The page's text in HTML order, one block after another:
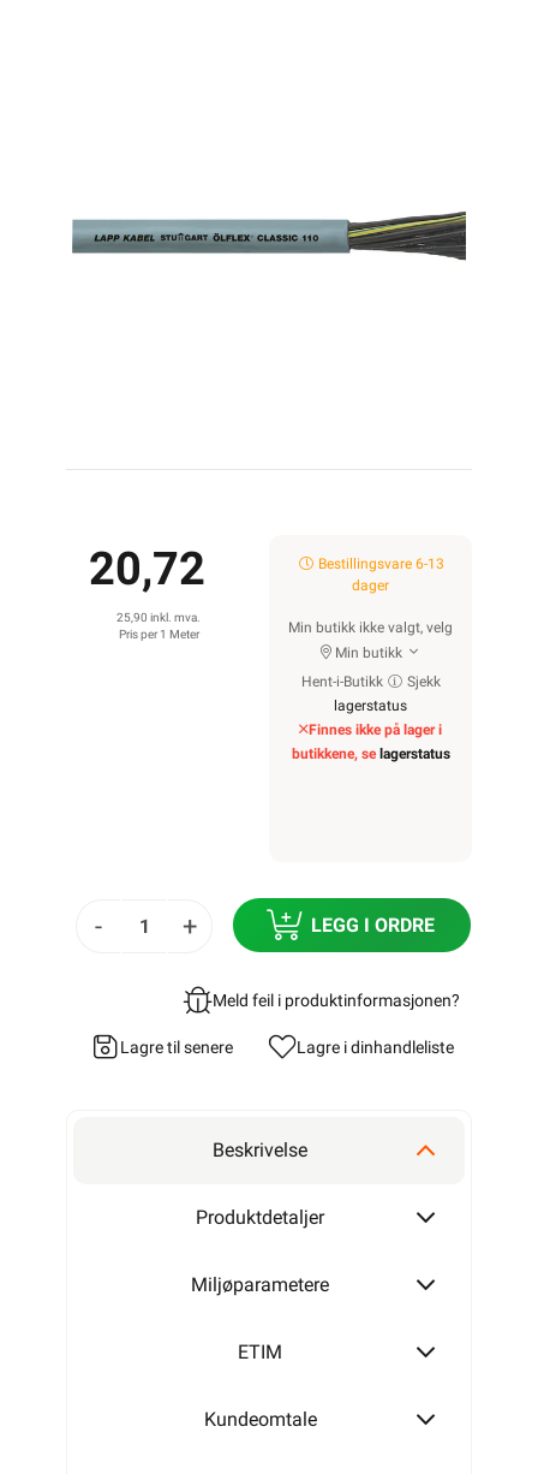
20,72
25,90 inkl. mva.
Pris per 1 Meter
Bestillingsvare 6-13
dager
Min butikk ikke valgt, velg
Min butikk
Hent-i-Butikk
Sjekk
lagerstatus
Finnes ikke på lager i
butikkene, se lagerstatus
- + LEGG I ORDRE
Meld feil i produktinformasjonen?
Lagre til senere Lagre i dinhandleliste
Beskrivelse
Produktdetaljer
Miljøparametere
ETIM
Kundeomtale